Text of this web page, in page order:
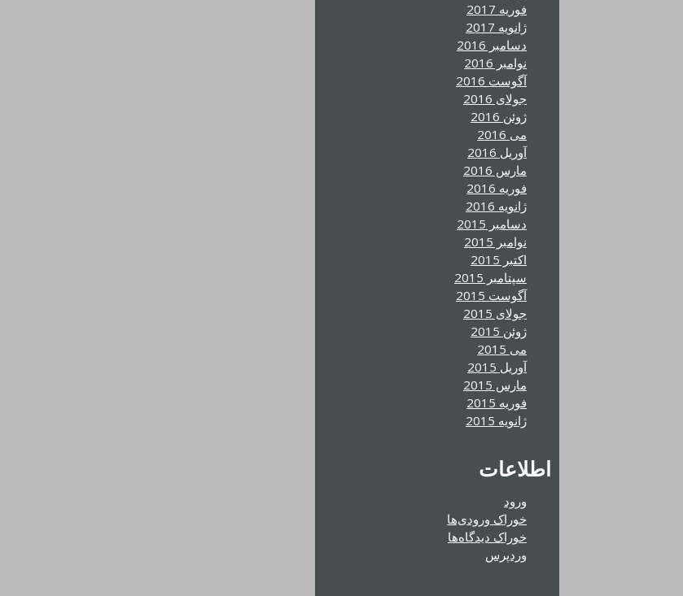
فوریه 2017
ژانویه 2017
دسامبر 2016
نوامبر 2016
آگوست 2016
جولای 2016
ژوئن 2016
می 2016
آوریل 2016
مارس 2016
فوریه 2016
ژانویه 2016
دسامبر 2015
نوامبر 2015
اکتبر 2015
سپتامبر 2015
آگوست 2015
جولای 2015
ژوئن 2015
می 2015
آوریل 2015
مارس 2015
فوریه 2015
ژانویه 2015
اطلاعات
ورود
خوراک ورودی‌ها
خوراک دیدگاه‌ها
وردپرس